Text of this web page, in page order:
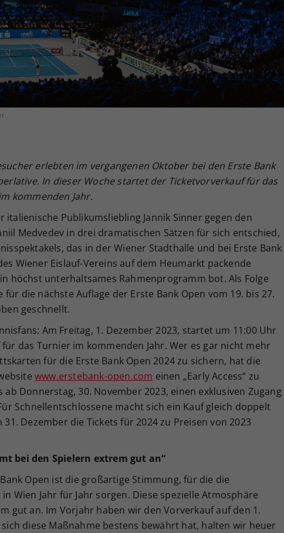
erlebten im vergangenen Oktober bei den Erste Bank
In dieser Woche startet der Ticketvorverkauf für das
kommenden Jahr.
italienische Publikumsliebling Jannik Sinner gegen den
Medvedev in drei dramatischen Sätzen für sich entschied,
das in der Wiener Stadthalle und bei Erste Bank
Wiener Eislauf-Vereins auf dem Heumarkt packende
höchst unterhaltsames Rahmenprogramm bot. Als Folge
die nächste Auflage der Erste Bank Open vom 19. bis 27.
geschnellt.
Am Freitag, 1. Dezember 2023, startet um 11:00 Uhr
das Turnier im kommenden Jahr. Wer es gar nicht mehr
für die Erste Bank Open 2024 zu sichern, hat die
www.erstebank-open.com einen „Early Access“ zu
Donnerstag, 30. November 2023, einen exklusiven Zugang
Schnellentschlossene macht sich ein Kauf gleich doppelt
Dezember die Tickets für 2024 zu Preisen von 2023
bei den Spielern extrem gut an“
Open ist die großartige Stimmung, für die die
Wien Jahr für Jahr sorgen. Diese spezielle Atmosphäre
gut an. Im Vorjahr haben wir den Vorverkauf auf den 1.
diese Maßnahme bestens bewährt hat, halten wir heuer
Ihrer vorgenommen Einstellungen, falls der
Webseiten-Betreiber dies eingestellt hat.